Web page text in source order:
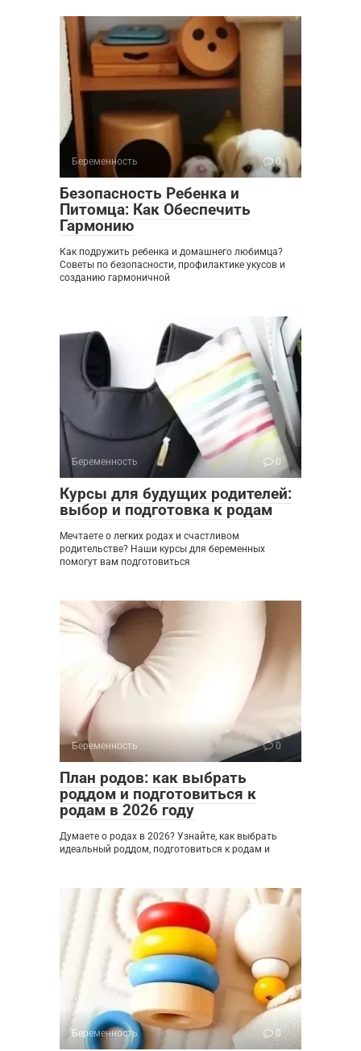
Беременность 0
Безопасность Ребенка и
Питомца: Как Обеспечить
Гармонию
Как подружить ребенка и домашнего любимца?
Советы по безопасности, профилактике укусов и
созданию гармоничной
Беременность 0
Курсы для будущих родителей:
выбор и подготовка к родам
Мечтаете о легких родах и счастливом
родительстве? Наши курсы для беременных
помогут вам подготовиться
Беременность 0
План родов: как выбрать
роддом и подготовиться к
родам в 2026 году
Думаете о родах в 2026? Узнайте, как выбрать
идеальный роддом, подготовиться к родам и
Беременность 0